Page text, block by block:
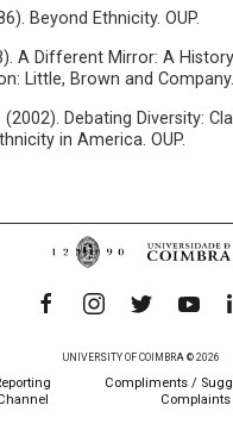
Beyond Ethnicity. OUP.
A Different Mirror: A
Little, Brown and Company.
(2002). Debating Diversity:
in America. OUP.
UNIVERSITY OF COIMBRA © 2026
Compliments /
Complaints